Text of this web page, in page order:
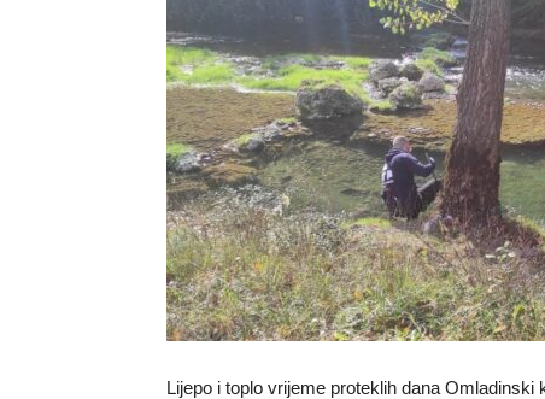
Lijepo i toplo vrijeme proteklih dana Omladinski